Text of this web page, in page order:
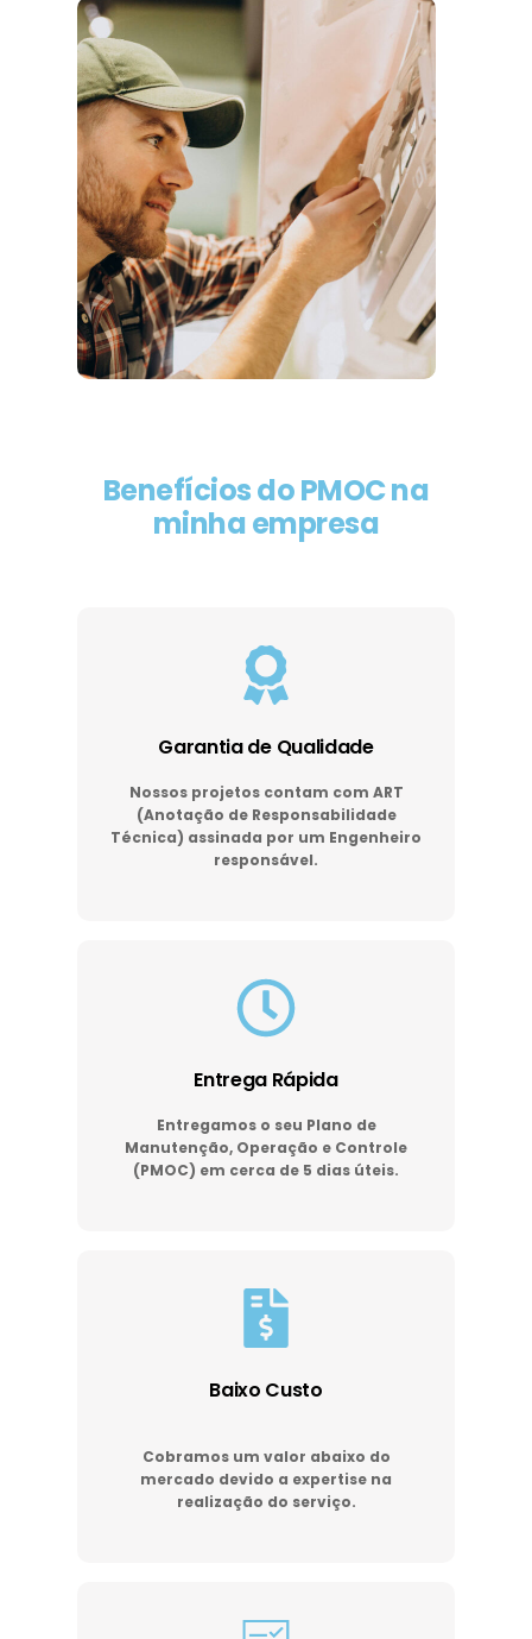
Benefícios do PMOC na
minha empresa
Garantia de Qualidade
Nossos projetos contam com ART
(Anotação de Responsabilidade
Técnica) assinada por um Engenheiro
responsável.
Entrega Rápida
Entregamos o seu Plano de
Manutenção, Operação e Controle
(PMOC) em cerca de 5 dias úteis.
Baixo Custo
Cobramos um valor abaixo do
mercado devido a expertise na
realização do serviço.